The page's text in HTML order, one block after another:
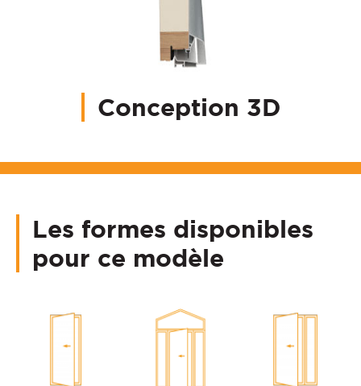
Conception 3D
Les formes disponibles
pour ce modèle